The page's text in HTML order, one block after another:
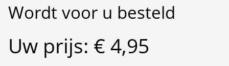
Wordt voor u besteld
Uw prijs: € 4,95